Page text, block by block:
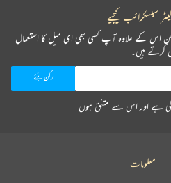
سبسکرائب کیجیے
اس کے علاوہ آپ کسی بھی ای میل کا استعمال
کرتے ہیں۔
ہے اور اس سے متفق ہوں
معلومات